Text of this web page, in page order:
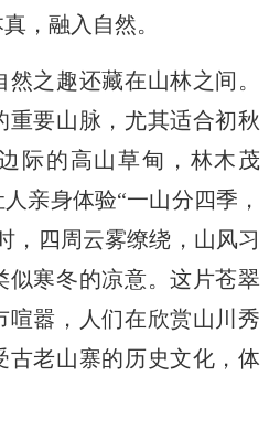
，融入自然。
之趣还藏在山林之间。
重要山脉，尤其适合初秋
际的高山草甸，林木茂
亲身体验“一山分四季，
，四周云雾缭绕，山风习
似寒冬的凉意。这片苍翠
喧嚣，人们在欣赏山川秀
古老山寨的历史文化，体